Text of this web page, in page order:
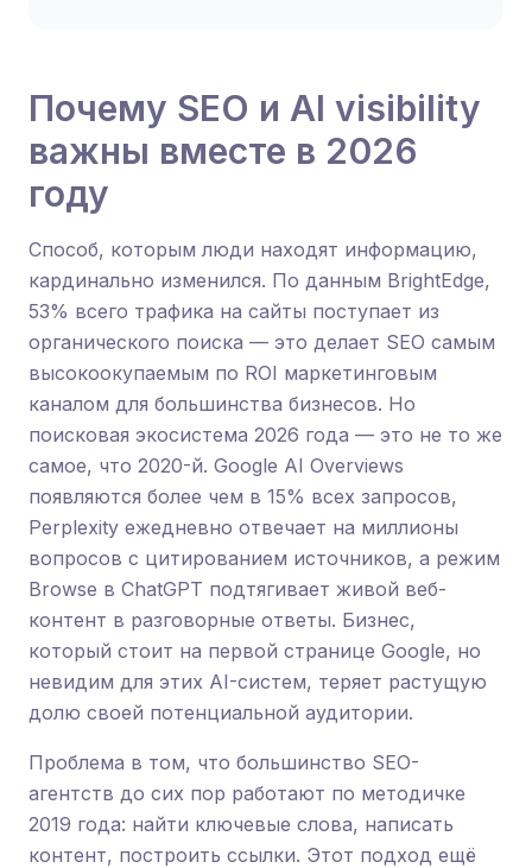
Почему SEO и AI visibility
важны вместе в 2026
году
Способ, которым люди находят информацию,
кардинально изменился. По данным BrightEdge,
53% всего трафика на сайты поступает из
органического поиска — это делает SEO самым
высокоокупаемым по ROI маркетинговым
каналом для большинства бизнесов. Но
поисковая экосистема 2026 года — это не то же
самое, что 2020-й. Google AI Overviews
появляются более чем в 15% всех запросов,
Perplexity ежедневно отвечает на миллионы
вопросов с цитированием источников, а режим
Browse в ChatGPT подтягивает живой веб-
контент в разговорные ответы. Бизнес,
который стоит на первой странице Google, но
невидим для этих AI-систем, теряет растущую
долю своей потенциальной аудитории.
Проблема в том, что большинство SEO-
агентств до сих пор работают по методичке
2019 года: найти ключевые слова, написать
контент, построить ссылки. Этот подход ещё